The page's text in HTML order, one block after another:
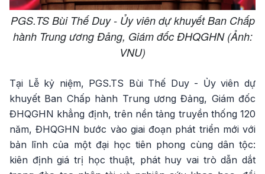
PGS.TS Bùi Thế Duy - Ủy viên dự khuyết Ban Chấp
hành Trung ương Đảng, Giám đốc ĐHQGHN (Ảnh:
VNU)
Tại Lễ kỷ niệm, PGS.TS Bùi Thế Duy - Ủy viên dự
khuyết Ban Chấp hành Trung ương Đảng, Giám đốc
ĐHQGHN khẳng định, trên nền tảng truyền thống 120
năm, ĐHQGHN bước vào giai đoạn phát triển mới với
bản lĩnh của một đại học tiên phong cùng dân tộc:
kiên định giá trị học thuật, phát huy vai trò dẫn dắt